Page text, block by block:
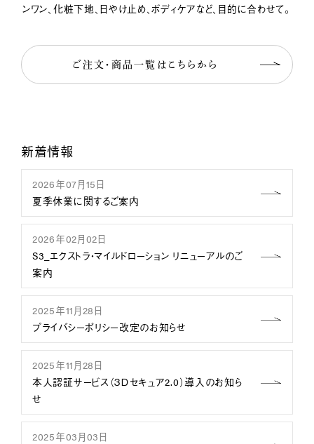
ンワン、化粧下地、日やけ止め、ボディケアなど、目的に合わせて。
ご注文・商品一覧はこちら から
新着情報
2026年07月15日
夏季休業に関するご案内
2026年02月02日
S3_エクストラ・マイルドローション リニューアルのご
案内
2025年11月28日
プライバシーポリシー改定のお知らせ
2025年11月28日
本人認証サービス（３Ｄセキュア2.0）導入のお知ら
せ
2025年03月03日